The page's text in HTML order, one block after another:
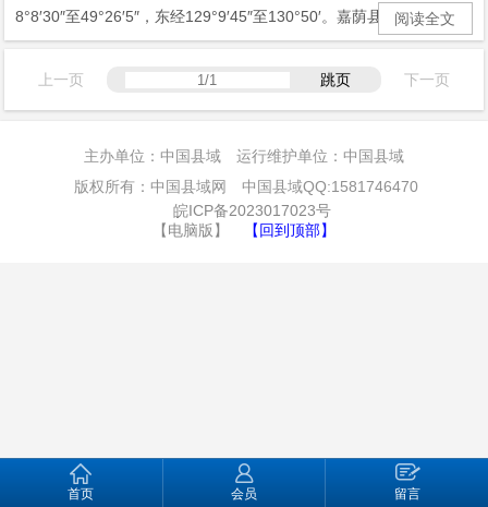
8°8′30″至49°26′5″，东经129°9′45″至130°50′。嘉荫县属于...阅读全文
上一页 跳页 下一页
主办单位：中国县域 运行维护单位：中国县域
版权所有：中国县域网 中国县域QQ:1581746470
皖ICP备2023017023号
【电脑版】
【回到顶部】
首页 会员 留言